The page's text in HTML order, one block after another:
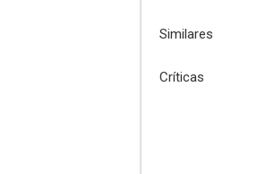
Similares
Críticas